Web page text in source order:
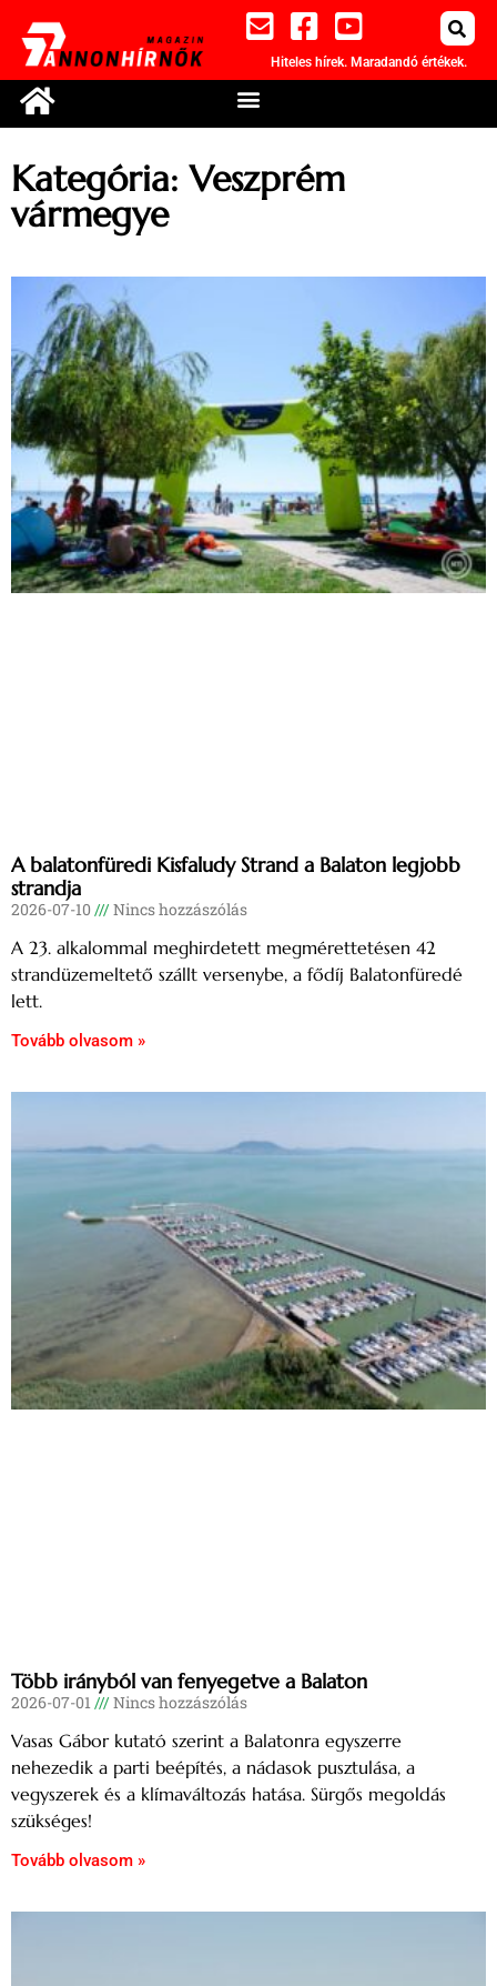
Hiteles hírek. Maradandó értékek.
Kategória: Veszprém
vármegye
A balatonfüredi Kisfaludy Strand a Balaton legjobb
strandja
2026-07-10 Nincs hozzászólás
A 23. alkalommal meghirdetett megmérettetésen 42
strandüzemeltető szállt versenybe, a fődíj Balatonfüredé
lett.
Tovább olvasom »
Több irányból van fenyegetve a Balaton
2026-07-01 Nincs hozzászólás
Vasas Gábor kutató szerint a Balatonra egyszerre
nehezedik a parti beépítés, a nádasok pusztulása, a
vegyszerek és a klímaváltozás hatása. Sürgős megoldás
szükséges!
Tovább olvasom »